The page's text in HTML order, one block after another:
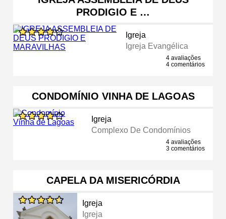
PRODIGIO E …
Igreja
Igreja Evangélica
4 avaliações
4 comentários
CONDOMÍNIO VINHA DE LAGOAS
Igreja
Complexo De Condomínios
4 avaliações
3 comentários
CAPELA DA MISERICÓRDIA
Igreja
Igreja